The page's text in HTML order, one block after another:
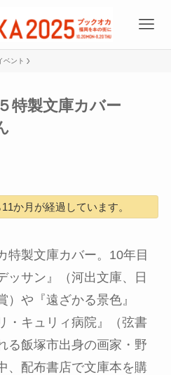
ベント
特製文庫カバー
か月が経過しています。
特製文庫カバー。10年目
ッサン』（河出文庫、日
や『遠ざかる景色』
・キュリィ病院』（弦書
る飯塚市出身の画家・野
配布書店で文庫本を購